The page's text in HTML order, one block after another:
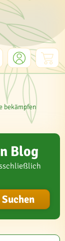
bekämpfen
Blog